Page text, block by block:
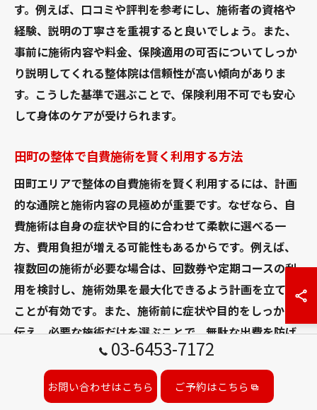
す。例えば、口コミや評判を参考にし、施術者の資格や
経験、説明の丁寧さを重視すると良いでしょう。また、
事前に施術内容や料金、保険適用の可否についてしっか
り説明してくれる整体院は信頼性が高い傾向がありま
す。こうした基準で選ぶことで、保険利用不可でも安心
して身体のケアが受けられます。
田町の整体で自費施術を賢く利用する方法
田町エリアで整体の自費施術を賢く利用するには、計画
的な通院と施術内容の見極めが重要です。なぜなら、自
費施術は自身の症状や目的に合わせて柔軟に選べる一
方、費用負担が増える可能性もあるからです。例えば、
複数回の施術が必要な場合は、回数券や定期コースの利
用を検討し、施術効果を最大化できるよう計画を立てる
ことが有効です。また、施術前に症状や目的をしっかり
伝え、必要な施術だけを選ぶことで、無駄な出費を防げ
ます。こうした工夫で、田町の整体を賢く利用しましょ
03-6453-7172
お問い合わせはこちら ご予約はこちら